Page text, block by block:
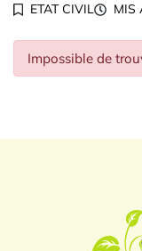
ETAT CIVIL MIS
Impossible de